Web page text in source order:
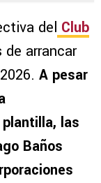
del Club
de arrancar
A pesar
las
Baños